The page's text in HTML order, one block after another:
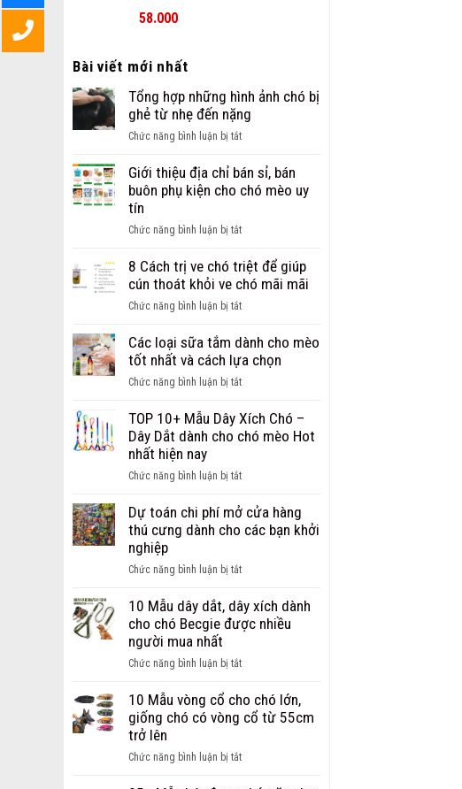
58.000
Bài viết mới nhất
Tổng hợp những hình ảnh chó bị
ghẻ từ nhẹ đến nặng
Chức năng bình luận bị tắtở
hợp
những
chó
ghẻ
từ
nhẹ
nặng
Giới thiệu địa chỉ bán sỉ, bán
buôn phụ kiện cho chó mèo uy
tín
Chức năng bình luận bị tắtở
thiệu
địa
bán
bán
buôn
phụ
cho
chó
tín
8 Cách trị ve chó triệt để giúp
cún thoát khỏi ve chó mãi mãi
Chức năng bình luận bị tắtở
Cách
trị
chó
để
giúp
thoát
ve
chó
Các loại sữa tắm dành cho mèo
tốt nhất và cách lựa chọn
Chức năng bình luận bị tắtở
loại
sữa
cho
tốt
nhất
cách
chọn
TOP 10+ Mẫu Dây Xích Chó –
Dây Dắt dành cho chó mèo Hot
nhất hiện nay
Chức năng bình luận bị tắtở
10+
Mẫu
Chó
Dây
Dắt
cho
Hot
nhất
nay
Dự toán chi phí mở cửa hàng
thú cưng dành cho các bạn khởi
nghiệp
Chức năng bình luận bị tắtở
toán
chi
cửa
thú
cưng
cho
10 Mẫu dây dắt, dây xích dành
cho chó Becgie được nhiều
người mua nhất
Chức năng bình luận bị tắtở
Mẫu
dây
xích
10 Mẫu vòng cổ cho chó lớn,
giống chó có vòng cổ từ 55cm
trở lên
Chức năng bình luận bị tắtở